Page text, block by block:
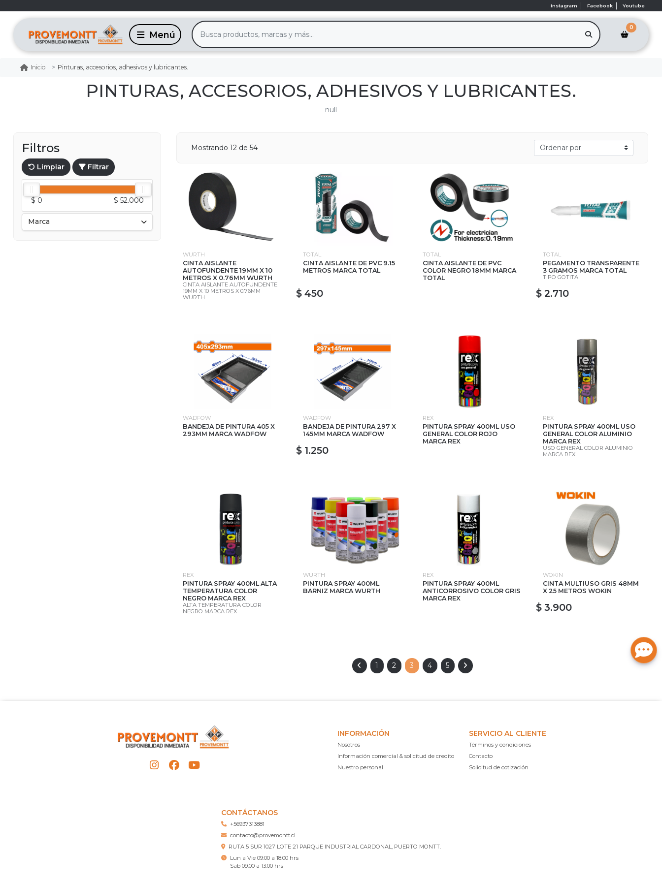
Instagram Facebook Youtube
0
Inicio Pinturas, accesorios, adhesivos y lubricantes.
PINTURAS, ACCESORIOS, ADHESIVOS Y LUBRICANTES.
null
Filtros
Limpiar Filtrar
$ 0 $ 52.000
Marca
Mostrando 12 de 54
WURTH
CINTA AISLANTE
AUTOFUNDENTE 19MM X 10
METROS X 0.76MM WURTH
CINTA AISLANTE AUTOFUNDENTE
19MM X 10 METROS X 0.76MM
WURTH
TOTAL
CINTA AISLANTE DE PVC 9.15
METROS MARCA TOTAL
$ 450
TOTAL
CINTA AISLANTE DE PVC
COLOR NEGRO 18MM MARCA
TOTAL
TOTAL
PEGAMENTO TRANSPARENTE
3 GRAMOS MARCA TOTAL
TIPO GOTITA
$ 2.710
WADFOW
BANDEJA DE PINTURA 405 X
293MM MARCA WADFOW
WADFOW
BANDEJA DE PINTURA 297 X
145MM MARCA WADFOW
$ 1.250
REX
PINTURA SPRAY 400ML USO
GENERAL COLOR ROJO
MARCA REX
REX
PINTURA SPRAY 400ML USO
GENERAL COLOR ALUMINIO
MARCA REX
USO GENERAL COLOR ALUMINIO
MARCA REX
REX
PINTURA SPRAY 400ML ALTA
TEMPERATURA COLOR
NEGRO MARCA REX
ALTA TEMPERATURA COLOR
NEGRO MARCA REX
WURTH
PINTURA SPRAY 400ML
BARNIZ MARCA WURTH
REX
PINTURA SPRAY 400ML
ANTICORROSIVO COLOR GRIS
MARCA REX
WOKIN
CINTA MULTIUSO GRIS 48MM
X 25 METROS WOKIN
$ 3.900
1 2 3 4 5
INFORMACIÓN
Nosotros
Información comercial & solicitud de credito
Nuestro personal
SERVICIO AL CLIENTE
Términos y condiciones
Contacto
Solicitud de cotización
CONTÁCTANOS
+56937313881
contacto@provemontt.cl
RUTA 5 SUR 1027 LOTE 21 PARQUE INDUSTRIAL CARDONAL, PUERTO MONTT.
Lun a Vie 09:00 a 18:00 hrs
Sab 09:00 a 13:00 hrs